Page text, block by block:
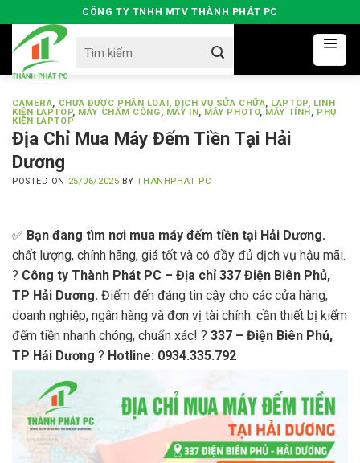
to
content
CÔNG TY TNHH MTV THÀNH PHÁT PC
for:
CAMERA, CHƯA ĐƯỢC PHÂN LOẠI, DỊCH VỤ SỬA CHỮA, LAPTOP, LINH
KIỆN LAPTOP, MÁY CHẤM CÔNG, MÁY IN, MÁY PHOTO, MÁY TÍNH, PHỤ
KIỆN LAPTOP
Địa Chỉ Mua Máy Đếm Tiền Tại Hải
Dương
POSTED ON 25/06/2025 BYTHANHPHAT PC
✅ Bạn đang tìm nơi mua máy đếm tiền tại Hải Dương.
chất lượng, chính hãng, giá tốt và có đầy đủ dịch vụ hậu mãi.
? Công ty Thành Phát PC – Địa chỉ 337 Điện Biên Phủ,
TP Hải Dương. Điểm đến đáng tin cậy cho các cửa hàng,
doanh nghiệp, ngân hàng và đơn vị tài chính. cần thiết bị kiểm
đếm tiền nhanh chóng, chuẩn xác! ? 337 – Điện Biên Phủ,
TP Hải Dương ? Hotline: 0934.335.792